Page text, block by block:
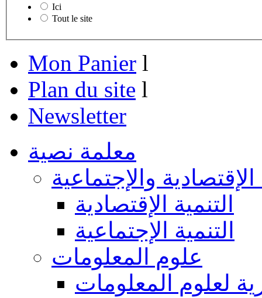
Ici
Tout le site
Mon Panier l
Plan du site l
Newsletter
معلمة نصية
الإقتصادية والإجتماعية
التنمية الإقتصادية
التنمية الإجتماعية
علوم المعلومات
لعلوم المعلومات